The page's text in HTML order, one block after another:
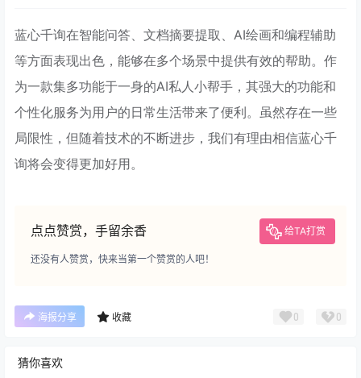
蓝心千询在智能问答、文档摘要提取、AI绘画和编程辅助
等方面表现出色，能够在多个场景中提供有效的帮助。作
为一款集多功能于一身的AI私人小帮手，其强大的功能和
个性化服务为用户的日常生活带来了便利。虽然存在一些
局限性，但随着技术的不断进步，我们有理由相信蓝心千
询将会变得更加好用。
点点赞赏，手留余香 给TA打赏
还没有人赞赏，快来当第一个赞赏的人吧！
海报分享 收藏 0 0
猜你喜欢